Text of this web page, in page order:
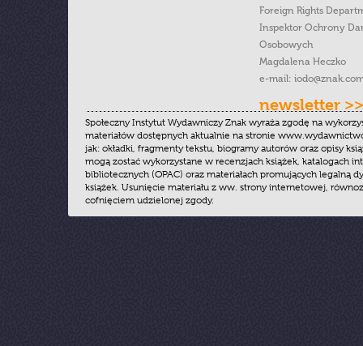
Foreign Rights
Inspektor Ochrony
Osobowych
Magdalena Heczko
e-mail:
newsletter >>
Społeczny Instytut Wydawniczy Znak wyraża zgodę na
materiałów dostępnych aktualnie na stronie
jak: okładki, fragmenty tekstu, biogramy autorów oraz opisy
mogą zostać wykorzystane w recenzjach książek, katalogach
bibliotecznych (OPAC) oraz materiałach promujących legalną
książek. Usunięcie materiału z ww. strony internetowej,
cofnięciem udzielonej zgody.